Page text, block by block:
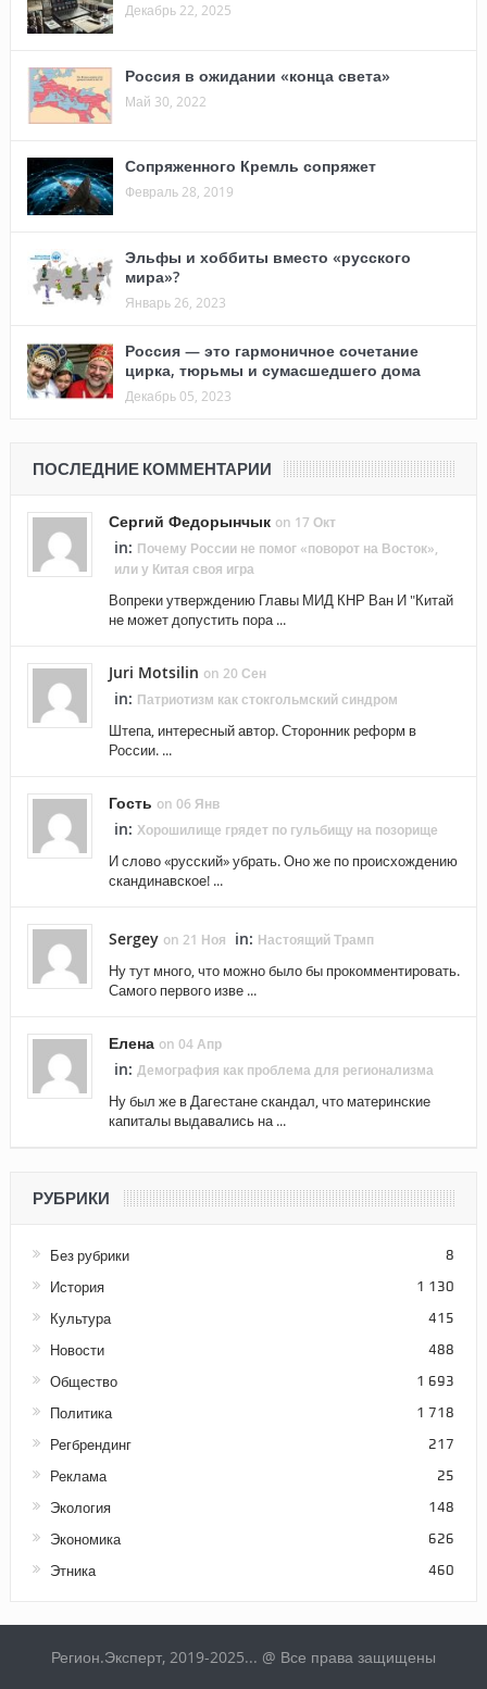
Декабрь 22, 2025
Россия в ожидании «конца света»
Май 30, 2022
Сопряженного Кремль сопряжет
Февраль 28, 2019
Эльфы и хоббиты вместо «русского
мира»?
Январь 26, 2023
Россия — это гармоничное сочетание
цирка, тюрьмы и сумасшедшего дома
Декабрь 05, 2023
ПОСЛЕДНИЕ КОММЕНТАРИИ
Сергий Федорынчык on 17 Окт
in: Почему России не помог «поворот на Восток»,
или у Китая своя игра
Вопреки утверждению Главы МИД КНР Ван И "Китай
не может допустить пора ...
Juri Motsilin on 20 Сен
in: Патриотизм как стокгольмский синдром
Штепа, интересный автор. Сторонник реформ в
России. ...
Гость on 06 Янв
in: Хорошилище грядет по гульбищу на позорище
И слово «русский» убрать. Оно же по происхождению
скандинавское! ...
Sergey on 21 Ноя in: Настоящий Трамп
Ну тут много, что можно было бы прокомментировать.
Самого первого изве ...
Елена on 04 Апр
in: Демография как проблема для регионализма
Ну был же в Дагестане скандал, что материнские
капиталы выдавались на ...
РУБРИКИ
Без рубрики 8
История 1 130
Культура 415
Новости 488
Общество 1 693
Политика 1 718
Регбрендинг 217
Реклама 25
Экология 148
Экономика 626
Этника 460
Регион.Эксперт, 2019-2025... @ Все права защищены